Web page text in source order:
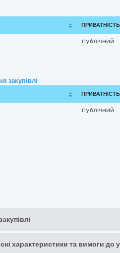
ПРИВАТНІСТЬ
публічний
закупівлі
ПРИВАТНІСТЬ
публічний
характеристики та вимоги до